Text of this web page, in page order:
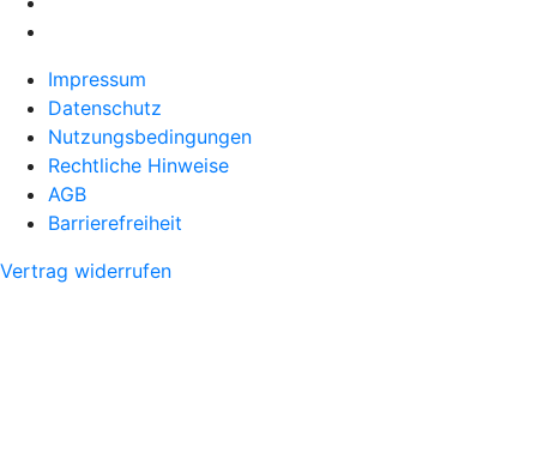
Impressum
Datenschutz
Nutzungsbedingungen
Rechtliche Hinweise
AGB
Barrierefreiheit
Vertrag widerrufen